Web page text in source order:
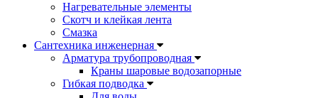
Нагревательные элементы
Скотч и клейкая лента
Смазка
Сантехника инженерная
Арматура трубопроводная
Краны шаровые водозапорные
Гибкая подводка